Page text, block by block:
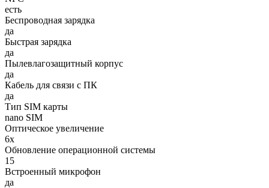
есть
Беспроводная зарядка
да
Быстрая зарядка
да
Пылевлагозащитный корпус
да
Кабель для связи с ПК
да
Тип SIM карты
nano SIM
Оптическое увеличение
6х
Обновление операционной системы
15
Встроенный микрофон
да